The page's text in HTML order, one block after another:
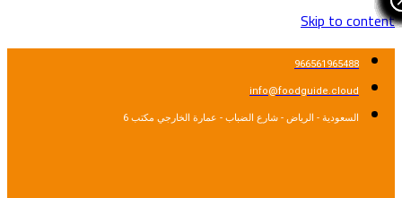
Skip to content
966561965488
info@foodguide.cloud
السعودية - الرياض - شارع الضباب - عمارة الخارجي مكتب 6